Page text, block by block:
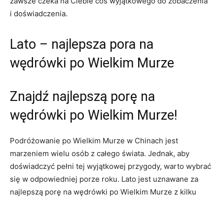
i doświadczenia.
Lato – najlepsza ​pora ⁣na
wędrówki po Wielkim Murze
Znajdź​ najlepszą ⁣porę na
wędrówki po Wielkim Murze!
Podróżowanie‌ po ‌Wielkim ‍Murze w Chinach jest
marzeniem wielu osób z‌ całego świata. Jednak, aby
doświadczyć pełni tej wyjątkowej przygody, warto⁣ wybrać
się w odpowiedniej porze roku. Lato jest uznawane za
najlepszą porę na ⁤wędrówki po Wielkim Murze z kilku